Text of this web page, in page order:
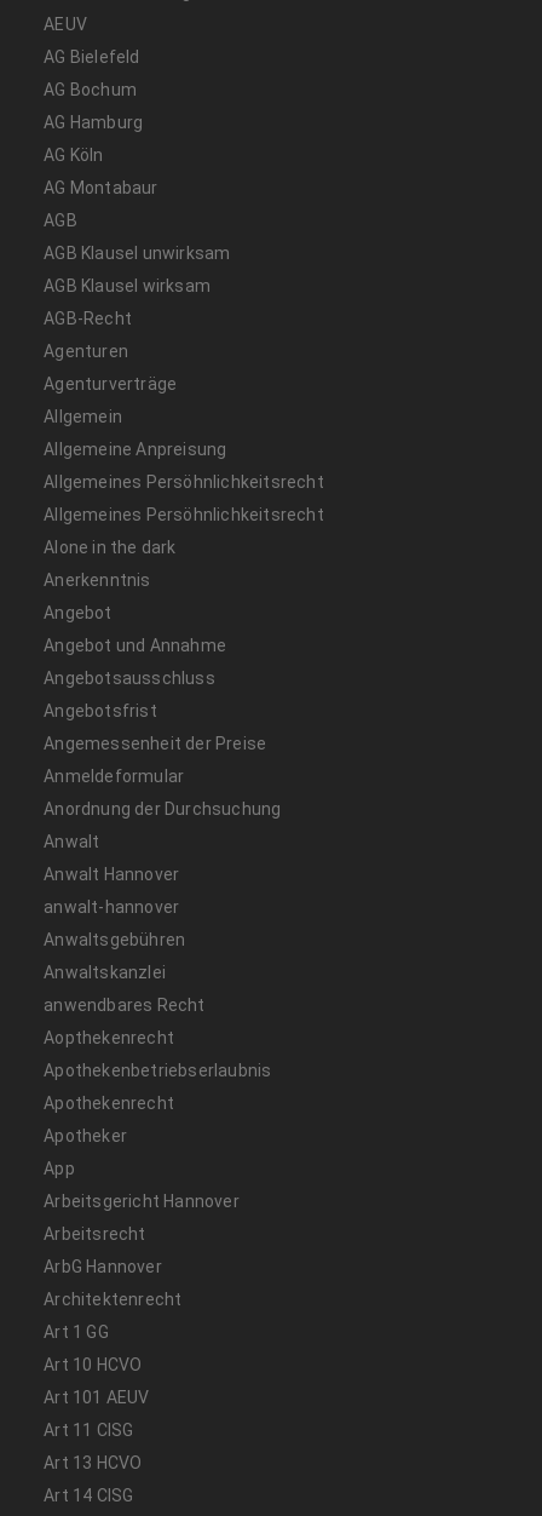
AEUV
AG Bielefeld
AG Bochum
AG Hamburg
AG Köln
AG Montabaur
AGB
AGB Klausel unwirksam
AGB Klausel wirksam
AGB-Recht
Agenturen
Agenturverträge
Allgemein
Allgemeine Anpreisung
Allgemeines Persöhnlichkeitsrecht
Allgemeines Persöhnlichkeitsrecht
Alone in the dark
Anerkenntnis
Angebot
Angebot und Annahme
Angebotsausschluss
Angebotsfrist
Angemessenheit der Preise
Anmeldeformular
Anordnung der Durchsuchung
Anwalt
Anwalt Hannover
anwalt-hannover
Anwaltsgebühren
Anwaltskanzlei
anwendbares Recht
Aopthekenrecht
Apothekenbetriebserlaubnis
Apothekenrecht
Apotheker
App
Arbeitsgericht Hannover
Arbeitsrecht
ArbG Hannover
Architektenrecht
Art 1 GG
Art 10 HCVO
Art 101 AEUV
Art 11 CISG
Art 13 HCVO
Art 14 CISG